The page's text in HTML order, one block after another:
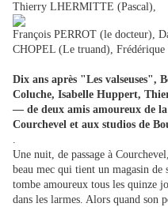
Thierry LHERMITTE (Pascal),
François PERROT (le docteur),
CHOPEL (Le truand),
Dix ans après "Les
Coluche, Isabelle Huppert,
— de deux amis amoureux de
Courchevel et aux studios de
.
Une nuit, de passage à Courchevel,
beau mec qui tient un magasin
tombe amoureux tous les quinze
dans les larmes. Alors quand son